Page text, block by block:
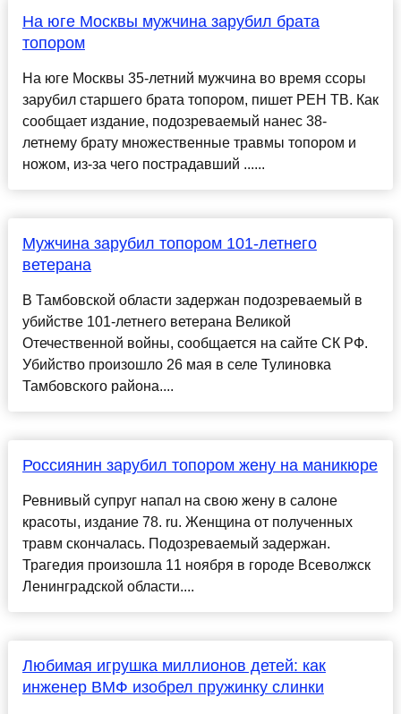
На юге Москвы мужчина зарубил брата
топором
На юге Москвы 35-летний мужчина во время ссоры
зарубил старшего брата топором, пишет РЕН ТВ. Как
сообщает издание, подозреваемый нанес 38-
летнему брату множественные травмы топором и
ножом, из-за чего пострадавший ......
Мужчина зарубил топором 101-летнего
ветерана
В Тамбовской области задержан подозреваемый в
убийстве 101-летнего ветерана Великой
Отечественной войны, сообщается на сайте СК РФ.
Убийство произошло 26 мая в селе Тулиновка
Тамбовского района....
Россиянин зарубил топором жену на маникюре
Ревнивый супруг напал на свою жену в салоне
красоты, издание 78. ru. Женщина от полученных
травм скончалась. Подозреваемый задержан.
Трагедия произошла 11 ноября в городе Всеволжск
Ленинградской области....
Любимая игрушка миллионов детей: как
инженер ВМФ изобрел пружинку слинки